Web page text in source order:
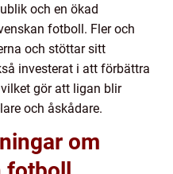
och en ökad
fotboll. Fler och
och stöttar sitt
investerat i att förbättra
gör att ligan blir
och åskådare.
om